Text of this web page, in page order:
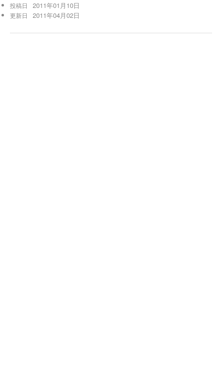
投稿日 2011年01月10日
更新日 2011年04月02日